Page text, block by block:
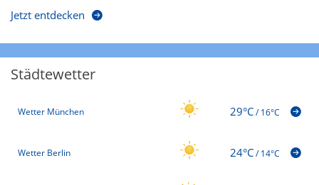
Jetzt entdecken
Städtewetter
Wetter München 29°C/16°C
Wetter Berlin 24°C/14°C